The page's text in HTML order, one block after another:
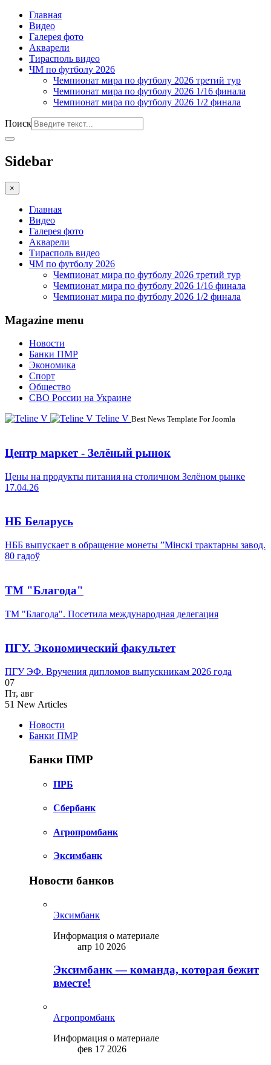
Главная
Видео
Галерея фото
Акварели
Тирасполь видео
ЧМ по футболу 2026
Чемпионат мира по футболу 2026 третий тур
Чемпионат мира по футболу 2026 1/16 финала
Чемпионат мира по футболу 2026 1/2 финала
Поиск
Sidebar
×
Главная
Видео
Галерея фото
Акварели
Тирасполь видео
ЧМ по футболу 2026
Чемпионат мира по футболу 2026 третий тур
Чемпионат мира по футболу 2026 1/16 финала
Чемпионат мира по футболу 2026 1/2 финала
Magazine menu
Новости
Банки ПМР
Экономика
Спорт
Общество
СВО России на Украине
Teline V Best News Template For Joomla
Центр маркет - Зелёный рынок
Цены на продукты питания на столичном Зелёном рынке
17.04.26
НБ Беларусь
НББ выпускает в обращение монеты ”Мінскі трактарны завод.
80 гадоў
ТМ "Благода"
ТМ "Благода". Посетила международная делегация
ПГУ. Экономический факультет
ПГУ ЭФ. Вручения дипломов выпускникам 2026 года
07
Пт, авг
51 New Articles
Новости
Банки ПМР
Банки ПМР
ПРБ
Сбербанк
Агропромбанк
Эксимбанк
Новости банков
Эксимбанк
Информация о материале
апр 10 2026
Эксимбанк — команда, которая бежит
вместе!
Агропромбанк
Информация о материале
фев 17 2026